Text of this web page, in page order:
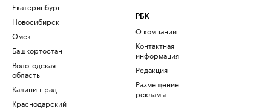
Екатеринбург
Новосибирск
Омск
Башкортостан
Вологодская
область
Калининград
Краснодарский
РБК
О компании
Контактная
информация
Редакция
Размещение
рекламы